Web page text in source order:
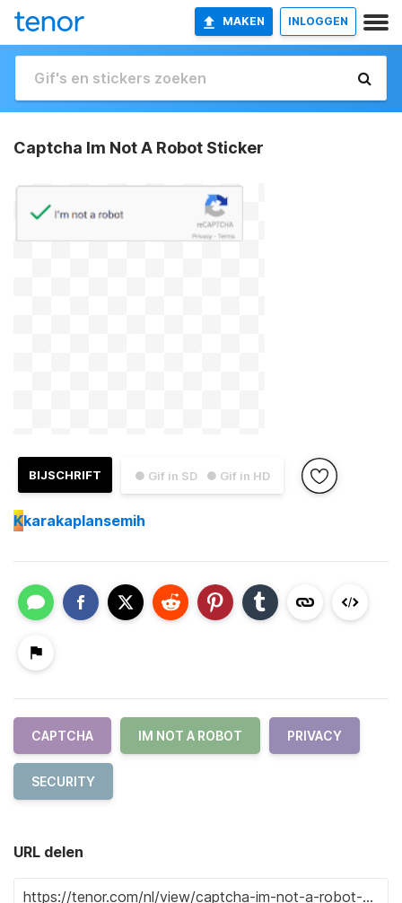
MAKEN INLOGGEN
Captcha Im Not A Robot Sticker
● Gif in SD ● Gif in HD
BIJSCHRIFT
Kkarakaplansemih
CAPTCHA IM NOT A ROBOT PRIVACY
SECURITY
URL delen